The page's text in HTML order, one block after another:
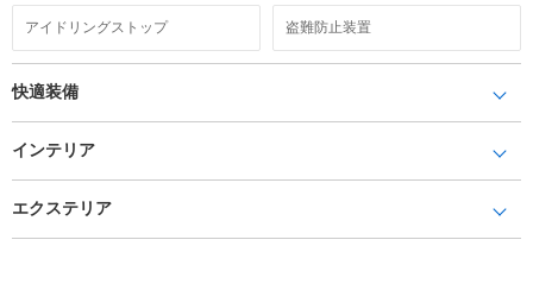
アイドリングストップ 盗難防止装置
快適装備
インテリア
エクステリア